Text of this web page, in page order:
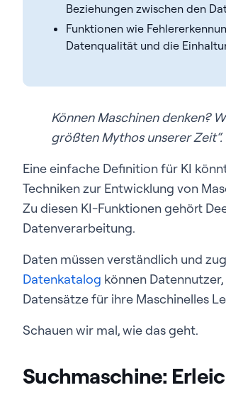
Beziehungen zwischen den
Funktionen wie
Datenqualität und die
Können Maschinen denken?
größten Mythos unserer Zeit“.
Eine einfache Definition für KI
Techniken zur Entwicklung von
Zu diesen KI-Funktionen gehört
Datenverarbeitung.
Daten müssen verständlich und
Datenkatalog können
Datensätze für ihre Maschinelles
Schauen wir mal, wie das geht.
Suchmaschine: